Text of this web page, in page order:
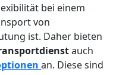
bei einem
von
ist. Daher bieten
auch
an. Diese sind